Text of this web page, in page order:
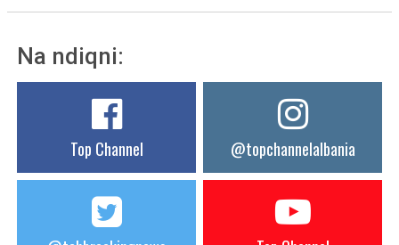
Na ndiqni:
Top Channel @topchannelalbania